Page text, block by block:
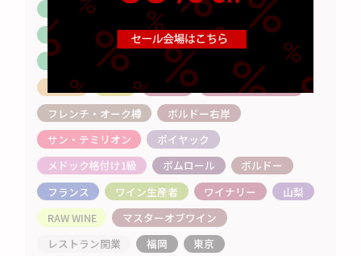
ピエモンテ
バローロ
バルバレスコ
イタリア
エスニック タイ
ベトナム
イタリアン
焼肉 懐石 和食
天ぷら
焼き鳥
メルロ
カベルネ・フラン
フレンチ・オーク樽
ボルドー右岸
サン・テミリオン
ポイヤック
メドック格付け1級
ポムロール
ボルドー
フランス
ワイン生産者 ワイナリー
山梨
RAW WINE
マスターオブワイン
レストラン開業
福岡
東京